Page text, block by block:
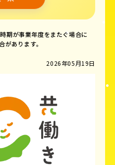
期が事業年度をまたぐ場合に
あります。
2026年05月19日